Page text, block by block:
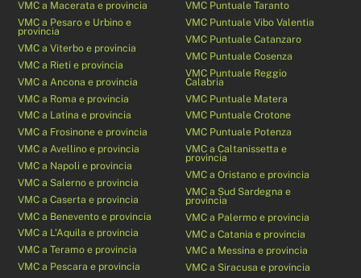
VMC a Macerata e provincia
VMC a Pesaro e Urbino e
provincia
VMC a Viterbo e provincia
VMC a Rieti e provincia
VMC a Ancona e provincia
VMC a Roma e provincia
VMC a Latina e provincia
VMC a Frosinone e provincia
VMC a Avellino e provincia
VMC a Napoli e provincia
VMC a Salerno e provincia
VMC a Caserta e provincia
VMC a Benevento e provincia
VMC a L’Aquila e provincia
VMC a Teramo e provincia
VMC a Pescara e provincia
VMC Puntuale Taranto
VMC Puntuale Vibo Valentia
VMC Puntuale Catanzaro
VMC Puntuale Cosenza
VMC Puntuale Reggio
Calabria
VMC Puntuale Matera
VMC Puntuale Crotone
VMC Puntuale Potenza
VMC a Caltanissetta e
provincia
VMC a Oristano e provincia
VMC a Sud Sardegna e
provincia
VMC a Palermo e provincia
VMC a Catania e provincia
VMC a Messina e provincia
VMC a Siracusa e provincia